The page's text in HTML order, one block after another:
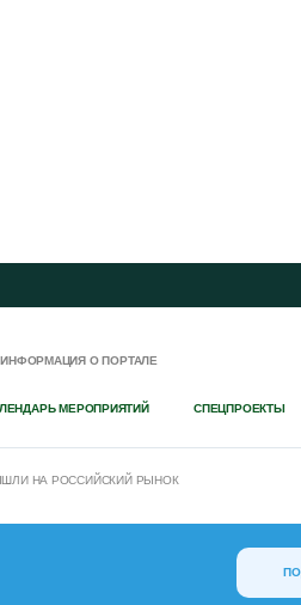
ИНФОРМАЦИЯ О ПОРТАЛЕ
МЕРОПРИЯТИЙ СПЕЦПРОЕКТЫ
НА РОССИЙСКИЙ РЫНОК